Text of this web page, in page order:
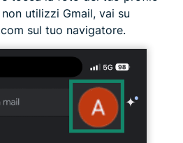
utilizzi Gmail, vai su
sul tuo navigatore.